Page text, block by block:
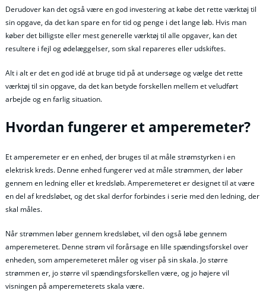
Derudover kan det også være en god investering at købe det rette værktøj til
sin opgave, da det kan spare en for tid og penge i det lange løb. Hvis man
køber det billigste eller mest generelle værktøj til alle opgaver, kan det
resultere i fejl og ødelæggelser, som skal repareres eller udskiftes.
Alt i alt er det en god idé at bruge tid på at undersøge og vælge det rette
værktøj til sin opgave, da det kan betyde forskellen mellem et veludført
arbejde og en farlig situation.
Hvordan fungerer et amperemeter?
Et amperemeter er en enhed, der bruges til at måle strømstyrken i en
elektrisk kreds. Denne enhed fungerer ved at måle strømmen, der løber
gennem en ledning eller et kredsløb. Amperemeteret er designet til at være
en del af kredsløbet, og det skal derfor forbindes i serie med den ledning, der
skal måles.
Når strømmen løber gennem kredsløbet, vil den også løbe gennem
amperemeteret. Denne strøm vil forårsage en lille spændingsforskel over
enheden, som amperemeteret måler og viser på sin skala. Jo større
strømmen er, jo større vil spændingsforskellen være, og jo højere vil
visningen på amperemeterets skala være.